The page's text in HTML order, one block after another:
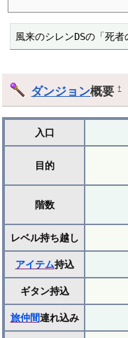
風来のシレンDSの「死
ダンジョン概要†
入口
目的
階数
レベル持ち越し
アイテム持込
ギタン持込
旅仲間連れ込み